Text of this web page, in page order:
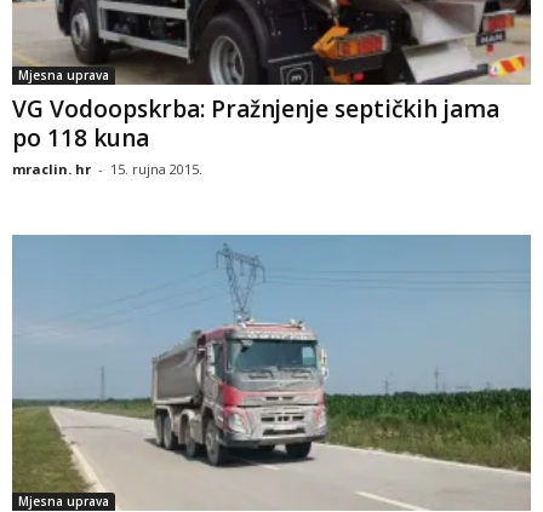
Mjesna uprava
VG Vodoopskrba: Pražnjenje septičkih jama
po 118 kuna
mraclin. hr - 15. rujna 2015.
Mjesna uprava